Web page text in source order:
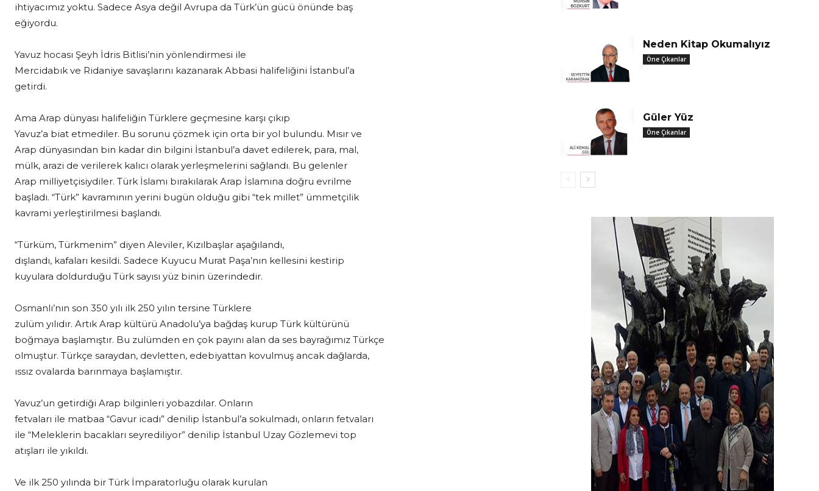
ihtiyacımız yoktu. Sadece Asya değil Avrupa da Türk’ün gücü önünde baş
eğiyordu.
Yavuz hocası Şeyh İdris Bitlisi’nin yönlendirmesi ile
Mercidabık ve Ridaniye savaşlarını kazanarak Abbasi halifeliğini İstanbul’a
getirdi.
Ama Arap dünyası halifeliğin Türklere geçmesine karşı çıkıp
Yavuz’a biat etmediler. Bu sorunu çözmek için orta bir yol bulundu. Mısır ve
Arap dünyasından bin kadar din bilgini İstanbul’a davet edilerek, para, mal,
mülk, arazi de verilerek kalıcı olarak yerleşmelerini sağlandı. Bu gelenler
Arap milliyetçisiydiler. Türk İslamı bırakılarak Arap İslamına doğru evrilme
başladı. “Türk” kavramının yerini bugün olduğu gibi “tek millet” ümmetçilik
kavrami yerleştirilmesi başlandı.
“Türküm, Türkmenim” diyen Aleviler, Kızılbaşlar aşağılandı,
dışlandı, kafaları kesildi. Sadece Kuyucu Murat Paşa’nın kellesini kestirip
kuyulara doldurduğu Türk sayısı yüz binin üzerindedir.
Osmanlı’nın son 350 yılı ilk 250 yılın tersine Türklere
zulüm yılıdır. Artık Arap kültürü Anadolu’ya bağdaş kurup Türk kültürünü
boğmaya başlamıştır. Bu zulümden en çok payını alan da ses bayrağımız Türkçe
olmuştur. Türkçe saraydan, devletten, edebiyattan kovulmuş ancak dağlarda,
ıssız ovalarda barınmaya başlamıştır.
Yavuz’un getirdiği Arap bilginleri yobazdılar. Onların
fetvaları ile matbaa “Gavur icadı” denilip İstanbul’a sokulmadı, onların fetvaları
ile “Meleklerin bacakları seyrediliyor” denilip İstanbul Uzay Gözlemevi top
atışları ile yıkıldı.
Ve ilk 250 yılında bir Türk İmparatorluğu olarak kurulan
Neden Kitap Okumalıyız
Öne Çıkanlar
Güler Yüz
Öne Çıkanlar